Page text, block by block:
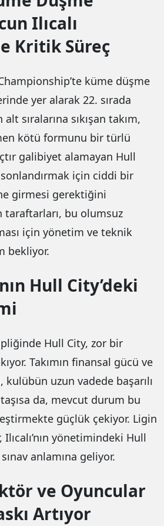
Ilıcalı
Kritik Süreç
küme düşme
yer alarak 22. sırada
sıralarına sıkışan takım,
kötü formunu bir türlü
galibiyet alamayan Hull
için ciddi bir
girmesi gerektiğini
taraftarları, bu olumsuz
için yönetim ve teknik
bekliyor.
Hull City’deki
Hull City, zor bir
Takımın finansal gücü ve
uzun vadede başarılı
da, mevcut durum bu
güçlük çekiyor. Ligin
Ilıcalı’nın yönetimindeki Hull
anlamına geliyor.
ve Oyuncular
Artıyor